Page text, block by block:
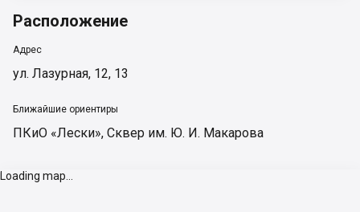
Расположение
Адрес
ул. Лазурная, 12, 13
Ближайшие ориентиры
ПКиО «Лески», Сквер им. Ю. И. Макарова
Loading map...